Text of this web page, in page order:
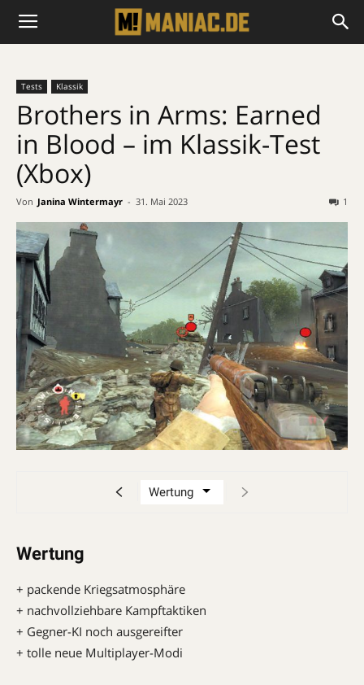
Tests Klassik
Brothers in Arms: Earned
in Blood – im Klassik-Test
(Xbox)
Von Janina Wintermayr - 31. Mai 2023 1
Wertung
+ packende Kriegsatmosphäre
+ nachvollziehbare Kampftaktiken
+ Gegner-KI noch ausgereifter
+ tolle neue Multiplayer-Modi